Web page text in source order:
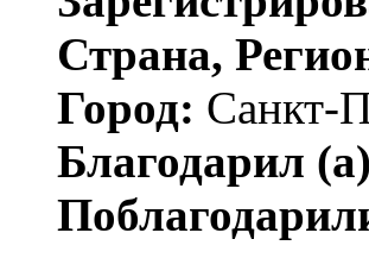
Страна,
Город: Санкт-
Благодарил